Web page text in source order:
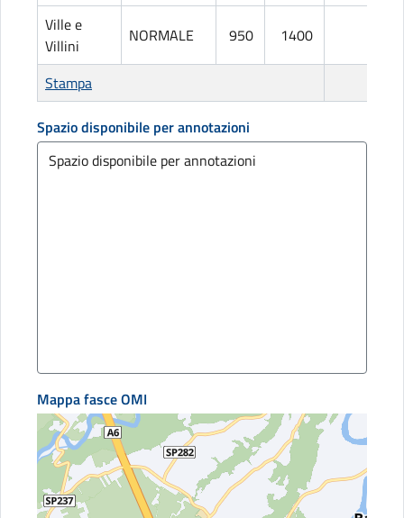
Ville e
Villini
NORMALE 950 1400
Stampa
Spazio disponibile per annotazioni
Mappa fasce OMI